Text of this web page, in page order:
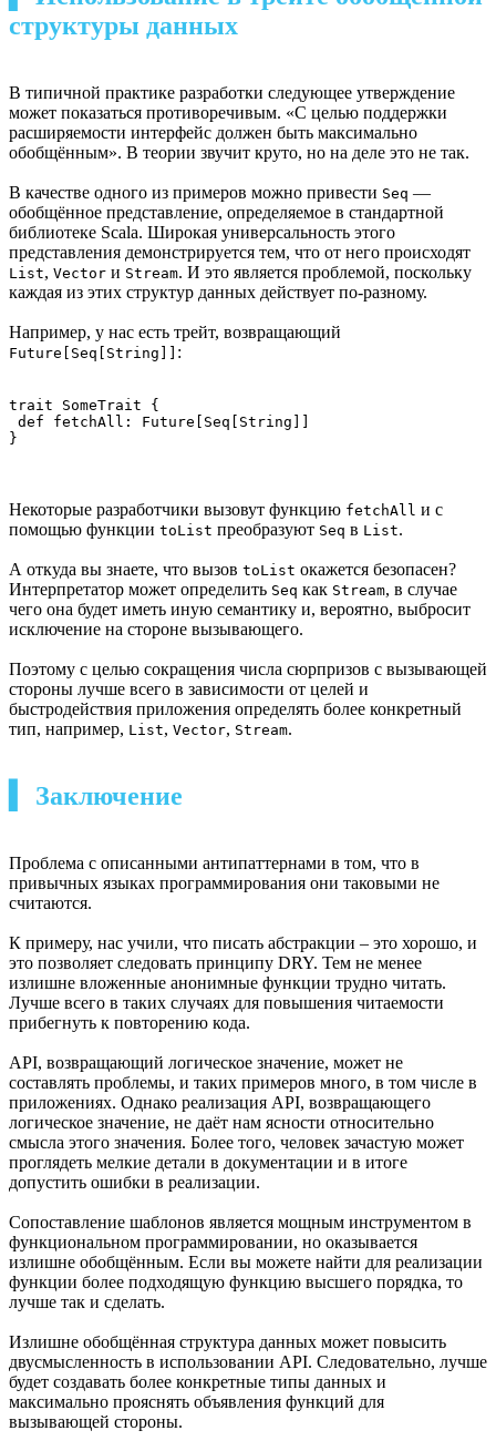
структуры данных
В типичной практике разработки следующее утверждение
может показаться противоречивым. «С целью поддержки
расширяемости интерфейс должен быть максимально
обобщённым». В теории звучит круто, но на деле это не так.
В качестве одного из примеров можно привести Seq —
обобщённое представление, определяемое в стандартной
библиотеке Scala. Широкая универсальность этого
представления демонстрируется тем, что от него происходят
List, Vector и Stream. И это является проблемой, поскольку
каждая из этих структур данных действует по-разному.
Например, у нас есть трейт, возвращающий
Future[Seq[String]] :
trait SomeTrait {
def fetchAll: Future[Seq[String]]
}
Некоторые разработчики вызовут функцию fetchAll и с
помощью функции toList преобразуют Seq в List.
А откуда вы знаете, что вызов toList окажется безопасен?
Интерпретатор может определить Seq как Stream, в случае
чего она будет иметь иную семантику и, вероятно, выбросит
исключение на стороне вызывающего.
Поэтому с целью сокращения числа сюрпризов с вызывающей
стороны лучше всего в зависимости от целей и
быстродействия приложения определять более конкретный
тип, например, List, Vector, Stream.
▍ Заключение
Проблема с описанными антипаттернами в том, что в
привычных языках программирования они таковыми не
считаются.
К примеру, нас учили, что писать абстракции – это хорошо, и
это позволяет следовать принципу DRY. Тем не менее
излишне вложенные анонимные функции трудно читать.
Лучше всего в таких случаях для повышения читаемости
прибегнуть к повторению кода.
API, возвращающий логическое значение, может не
составлять проблемы, и таких примеров много, в том числе в
приложениях. Однако реализация API, возвращающего
логическое значение, не даёт нам ясности относительно
смысла этого значения. Более того, человек зачастую может
проглядеть мелкие детали в документации и в итоге
допустить ошибки в реализации.
Сопоставление шаблонов является мощным инструментом в
функциональном программировании, но оказывается
излишне обобщённым. Если вы можете найти для реализации
функции более подходящую функцию высшего порядка, то
лучше так и сделать.
Излишне обобщённая структура данных может повысить
двусмысленность в использовании API. Следовательно, лучше
будет создавать более конкретные типы данных и
максимально прояснять объявления функций для
вызывающей стороны.